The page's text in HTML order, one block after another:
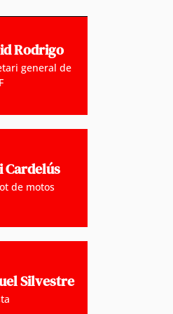
Rodrigo
general de
Cardelús
de motos
Silvestre